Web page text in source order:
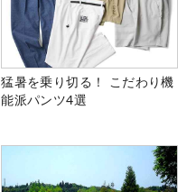
猛暑を乗り切る！ こだわり機
能派パンツ4選